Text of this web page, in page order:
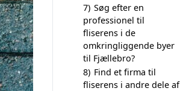
7) Søg efter en
professionel til
fliserens i de
omkringliggende byer
til Fjællebro?
8) Find et firma til
fliserens i andre dele af